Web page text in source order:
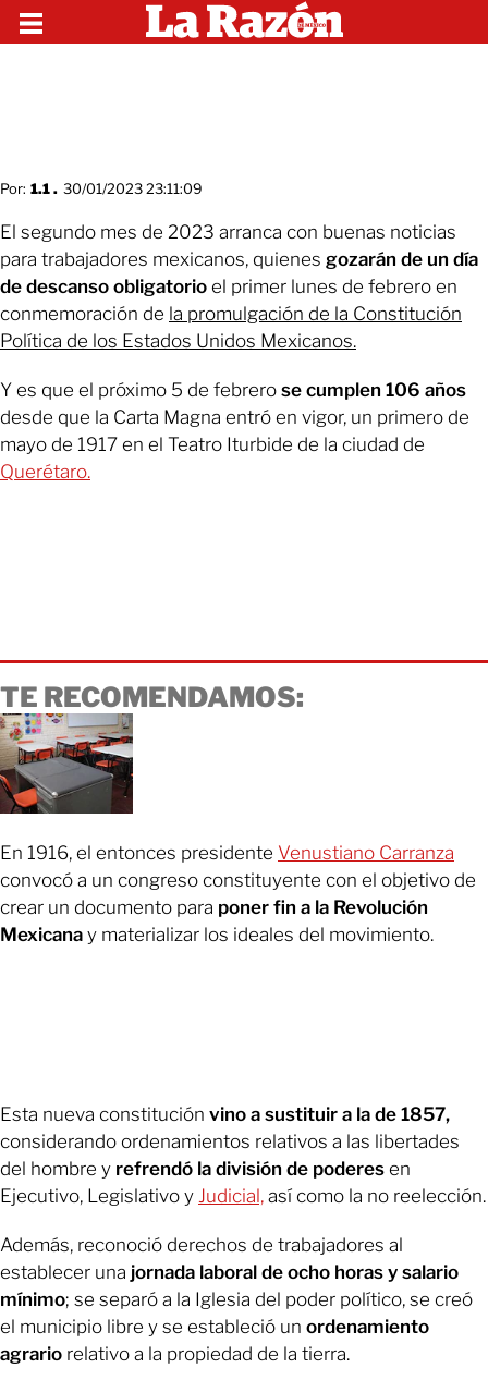
Por: 1.1 . 30/01/2023 23:11:09
El segundo mes de 2023 arranca con buenas noticias
para trabajadores mexicanos, quienes gozarán de un día
de descanso obligatorio el primer lunes de febrero en
conmemoración de la promulgación de la Constitución
Política de los Estados Unidos Mexicanos.
Y es que el próximo 5 de febrero se cumplen 106 años
desde que la Carta Magna entró en vigor, un primero de
mayo de 1917 en el Teatro Iturbide de la ciudad de
Querétaro.
TE RECOMENDAMOS:
En 1916, el entonces presidente Venustiano Carranza
convocó a un congreso constituyente con el objetivo de
crear un documento para poner fin a la Revolución
Mexicana y materializar los ideales del movimiento.
Esta nueva constitución vino a sustituir a la de 1857,
considerando ordenamientos relativos a las libertades
del hombre y refrendó la división de poderes en
Ejecutivo, Legislativo y Judicial, así como la no reelección.
Además, reconoció derechos de trabajadores al
establecer una jornada laboral de ocho horas y salario
mínimo; se separó a la Iglesia del poder político, se creó
el municipio libre y se estableció un ordenamiento
agrario relativo a la propiedad de la tierra.